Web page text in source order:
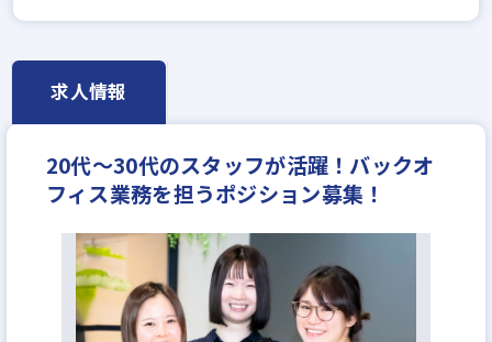
固定給25万円以上
自動車免許未取得でもOK
社宅・家賃補助あり
資格支援制度あり
研修制度あり
転勤なし
残業少ない
女性が活躍中
ノルマ無し
完全週休2日
年収400万円
年収450万円 年収500万円
求人情報
20代～30代のスタッフが活躍！バックオ
フィス業務を担うポジション募集！